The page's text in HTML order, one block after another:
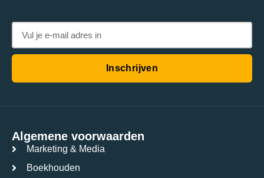
Inschrijven
Algemene voorwaarden
Marketing & Media
Boekhouden